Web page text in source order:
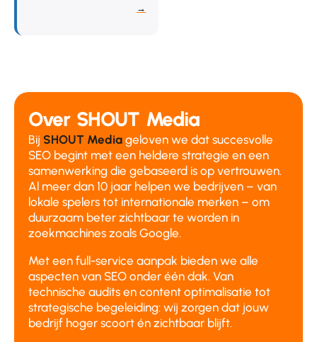
→
Over SHOUT Media
Bij SHOUT Media geloven we dat succesvolle
SEO begint met een heldere strategie en een
samenwerking die gebaseerd is op vertrouwen.
Al meer dan 10 jaar helpen we bedrijven – van
lokale spelers tot internationale merken – om
duurzaam beter zichtbaar te worden in
zoekmachines zoals Google.
Met een full-service aanpak bieden we alle
aspecten van SEO onder één dak. Van
technische audits en content optimalisatie tot
strategische begeleiding: wij zorgen dat jouw
bedrijf hoger scoort én zichtbaar blijft.